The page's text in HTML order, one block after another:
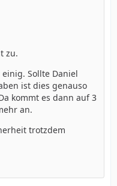
zu.
Sollte Daniel
ist dies genauso
kommt es dann auf 3
an.
trotzdem